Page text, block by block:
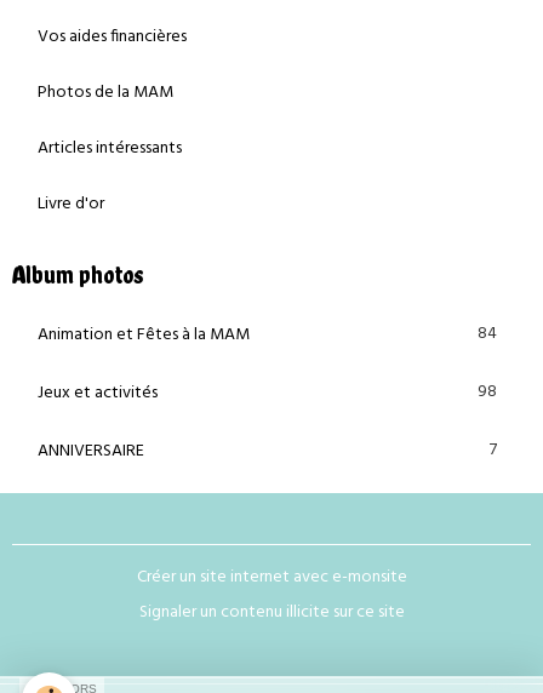
Vos aides financières
Photos de la MAM
Articles intéressants
Livre d'or
Album photos
Animation et Fêtes à la MAM 84
Jeux et activités 98
ANNIVERSAIRE 7
Créer un site internet avec e-monsite
Signaler un contenu illicite sur ce site
SPONSORS